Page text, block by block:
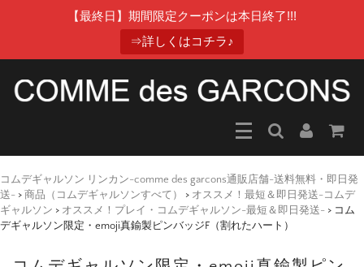
【最終日】期間限定クーポンは本日終了!!!
⇒詳しくはコチラ♪
コムデギャルソン リンカン-comme des garcons通販店舗-送料無料・即日発
送- > 商品（コムデギャルソンすべて） > オススメ！最短＆即日発送-コムデ
ギャルソン > オススメ！プレイ・コムデギャルソン-最短＆即日発送- > コム
デギャルソン限定・emoji真鍮製ピンバッジF（割れたハート）